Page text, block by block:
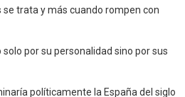
se trata y más cuando rompen con
por su personalidad sino por sus
políticamente la España del siglo